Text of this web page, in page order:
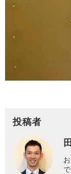
投稿者